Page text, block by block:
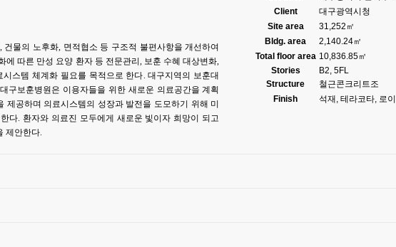
, 건물의 노후화, 면적협소 등 구조적 불편사항을 개선하여
에 따른 만성 요양 환자 등 전문관리 , 보훈 수혜 대상변화,
스템 체계화 필요를 목적으로 한다.대구지역의 보훈대
구보훈병원은 이용자들을 위한 새로운 의료공간을 계획
공하며 의료시스템의 성장과 발전을 도모하기 위해 미
다. 환자와 의료진 모두에게 새로운 빛이자 희망이 되고
제안한다.
Client
대구광역시청
Site area
31,252㎡
Bldg. area
2,140.24㎡
Total floor area 10,836.85㎡
Stories
B2, 5FL
Structure
철근콘크리트조
Finish
석재, 테라코타, 로